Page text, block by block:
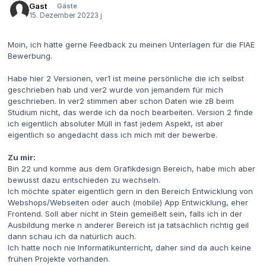
Gast
Gäste
15. Dezember 20223 j
Moin, ich hätte gerne Feedback zu meinen Unterlagen für die FIAE
Bewerbung.
Habe hier 2 Versionen, ver1 ist meine persönliche die ich selbst
geschrieben hab und ver2 wurde von jemandem für mich
geschrieben. In ver2 stimmen aber schon Daten wie zB beim
Studium nicht, das werde ich da noch bearbeiten. Version 2 finde
ich eigentlich absoluter Müll in fast jedem Aspekt, ist aber
eigentlich so angedacht dass ich mich mit der bewerbe.
Zu mir:
Bin 22 und komme aus dem Grafikdesign Bereich, habe mich aber
bewusst dazu entschieden zu wechseln.
Ich möchte später eigentlich gern in den Bereich Entwicklung von
Webshops/Webseiten oder auch (mobile) App Entwicklung, eher
Frontend. Soll aber nicht in Stein gemeißelt sein, falls ich in der
Ausbildung merke n anderer Bereich ist ja tatsächlich richtig geil
dann schau ich da natürlich auch.
Ich hatte noch nie Informatikunterricht, daher sind da auch keine
frühen Projekte vorhanden.